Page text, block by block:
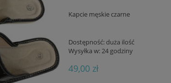
Kapcie męskie czarne
Dostępność: duża ilość
Wysyłka w:24 godziny
49,00 zł